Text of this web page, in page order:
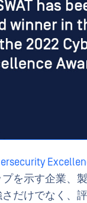
を示す企業、
だけでなく、